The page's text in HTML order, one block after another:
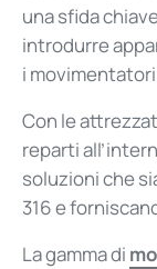
una sfida
introdurre
i
Con le
reparti
soluzioni che
316 e
La gamma di